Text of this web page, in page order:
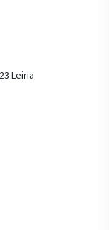
Leiria